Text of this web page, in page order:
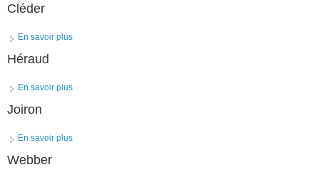
Cléder
En savoir plus
Héraud
En savoir plus
Joiron
En savoir plus
Webber